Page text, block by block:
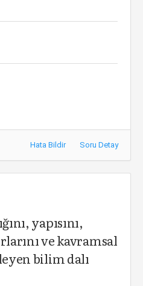
Hata Bildir Soru Detay
yapısını,
ve kavramsal
bilim dalı